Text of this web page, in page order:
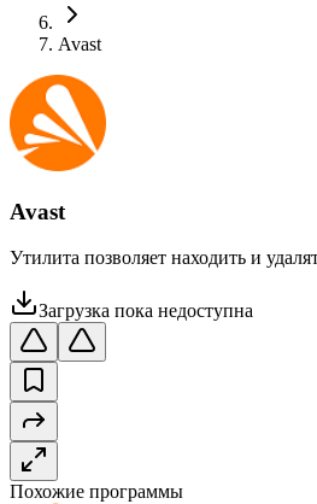
Avast
Avast
Утилита позволяет находить и
Загрузка пока недоступна
Похожие программы